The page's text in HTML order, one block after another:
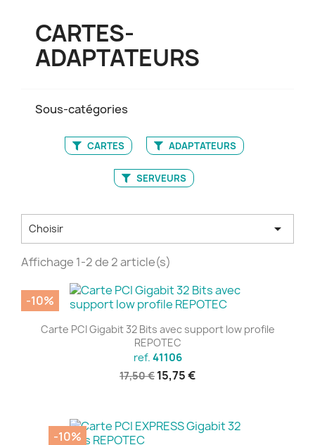
CARTES-
ADAPTATEURS
Sous-catégories
CARTES ADAPTATEURS
SERVEURS
Choisir 
Affichage 1-2 de 2 article(s)
Carte PCI Gigabit 32 Bits avec support low profile
REPOTEC
ref. 41106
17,50 € 15,75 €
-10%
-10%